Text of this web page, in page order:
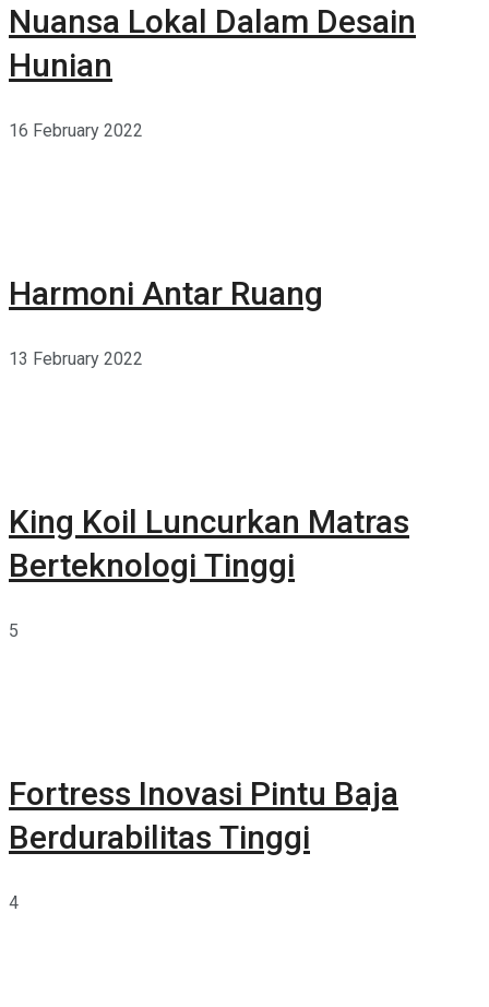
Nuansa Lokal Dalam Desain
Hunian
16 February 2022
Harmoni Antar Ruang
13 February 2022
King Koil Luncurkan Matras
Berteknologi Tinggi
5
Fortress Inovasi Pintu Baja
Berdurabilitas Tinggi
4